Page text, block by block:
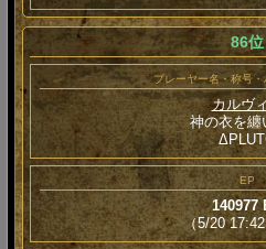
86位
プレーヤー名・称号・
カルヴ
神の衣を纏
EP
140977
（5/20